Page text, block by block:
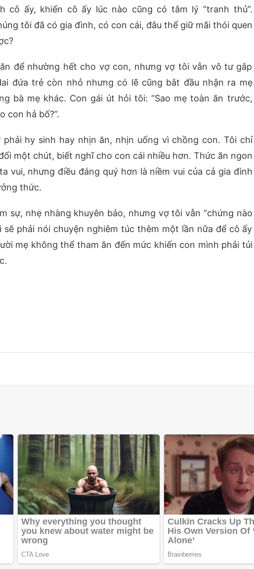
cô ấy, khiến cô ấy lúc nào cũng có tâm lý “tranh thủ”.
tôi đã có gia đình, có con cái, đâu thể giữ mãi thói quen
để nhường hết cho vợ con, nhưng vợ tôi vẫn vô tư gắp
đứa trẻ còn nhỏ nhưng có lẽ cũng bắt đầu nhận ra mẹ
bà mẹ khác. Con gái út hỏi tôi: “Sao mẹ toàn ăn trước,
con hả bố?”.
hy sinh hay nhịn ăn, nhịn uống vì chồng con. Tôi chỉ
một chút, biết nghĩ cho con cái nhiều hơn. Thức ăn ngon
vui, nhưng điều đáng quý hơn là niềm vui của cả gia đình
thức.
sự, nhẹ nhàng khuyên bảo, nhưng vợ tôi vẫn “chứng nào
sẽ phải nói chuyện nghiêm túc thêm một lần nữa để cô ấy
mẹ không thể tham ăn đến mức khiến con mình phải tủi